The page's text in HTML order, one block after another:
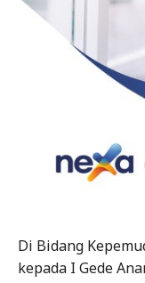
Di Bidang
kepada I Gede